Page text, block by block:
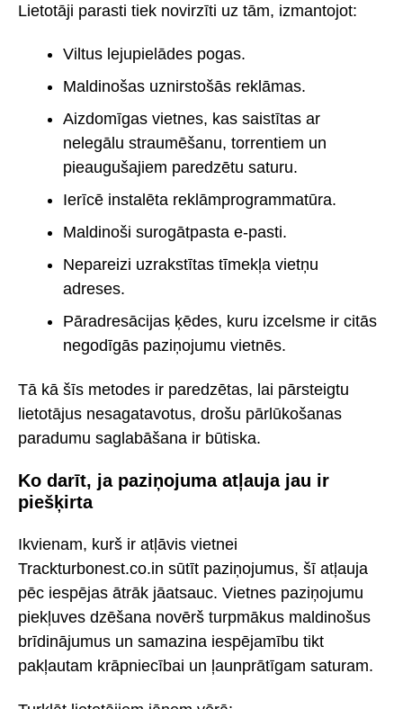
Lietotāji parasti tiek novirzīti uz tām, izmantojot:
Viltus lejupielādes pogas.
Maldinošas uznirstošās reklāmas.
Aizdomīgas vietnes, kas saistītas ar
nelegālu straumēšanu, torrentiem un
pieaugušajiem paredzētu saturu.
Ierīcē instalēta reklāmprogrammatūra.
Maldinoši surogātpasta e-pasti.
Nepareizi uzrakstītas tīmekļa vietņu
adreses.
Pāradresācijas ķēdes, kuru izcelsme ir citās
negodīgās paziņojumu vietnēs.
Tā kā šīs metodes ir paredzētas, lai pārsteigtu
lietotājus nesagatavotus, drošu pārlūkošanas
paradumu saglabāšana ir būtiska.
Ko darīt, ja paziņojuma atļauja jau ir
piešķirta
Ikvienam, kurš ir atļāvis vietnei
Trackturbonest.co.in sūtīt paziņojumus, šī atļauja
pēc iespējas ātrāk jāatsauc. Vietnes paziņojumu
piekļuves dzēšana novērš turpmākus maldinošus
brīdinājumus un samazina iespējamību tikt
pakļautam krāpniecībai un ļaunprātīgam saturam.